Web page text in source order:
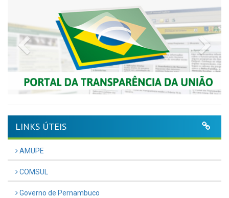
Previous
LINKS ÚTEIS
AMUPE
COMSUL
Governo de Pernambuco